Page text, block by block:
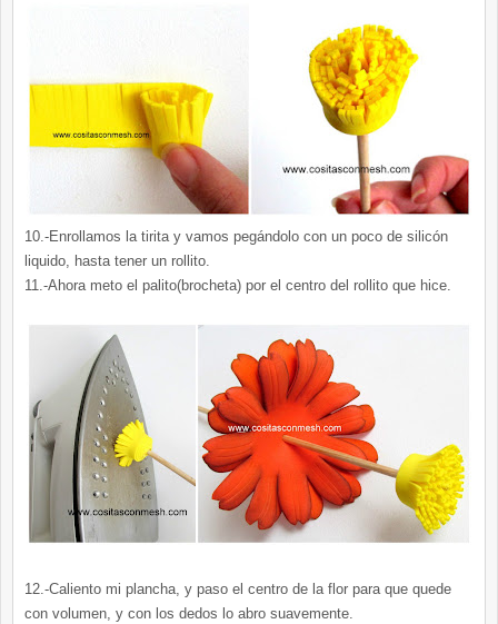
10.-Enrollamos la tirita y vamos pegándolo con un poco de silicón
liquido, hasta tener un rollito.
11.-Ahora meto el palito(brocheta) por el centro del rollito que hice.
12.-Caliento mi plancha, y paso el centro de la flor para que quede
con volumen, y con los dedos lo abro suavemente.